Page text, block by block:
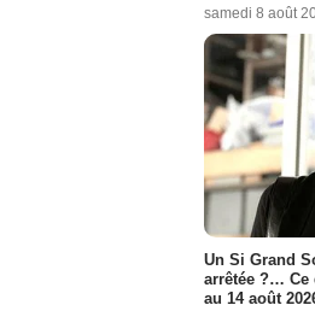
samedi 8 août
Un Si Grand
arrêtée ?… Ce
au 14 août